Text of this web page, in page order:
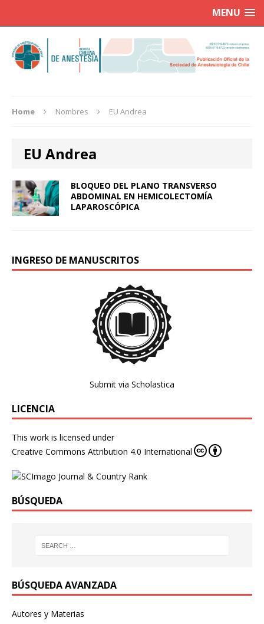
MENU
Home Nombres EU Andrea
EU Andrea
BLOQUEO DEL PLANO TRANSVERSO
ABDOMINAL EN HEMICOLECTOMÍA
LAPAROSCÓPICA
INGRESO DE MANUSCRITOS
Submit via Scholastica
LICENCIA
This work is licensed under
Creative Commons Attribution 4.0 International
BÚSQUEDA
BÚSQUEDA AVANZADA
Autores y Materias